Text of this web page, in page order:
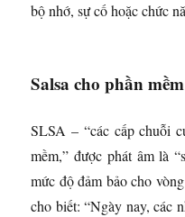
bộ nhớ, sự cố hoặc chức
Salsa cho phần mềm
SLSA – “các cấp chuỗi
mềm,” được phát âm là
mức độ đảm bảo cho
cho biết: “Ngày nay, các